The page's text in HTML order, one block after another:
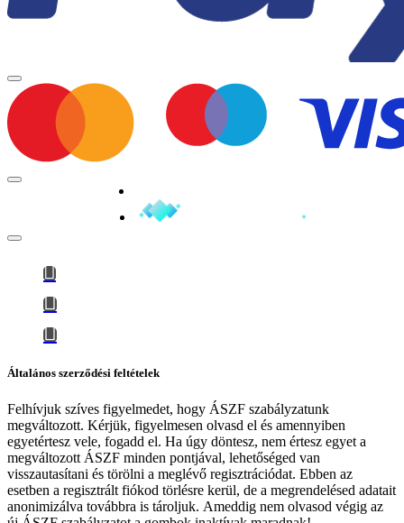
Általános szerződési feltételek
Felhívjuk szíves figyelmedet, hogy ÁSZF szabályzatunk
megváltozott. Kérjük, figyelmesen olvasd el és amennyiben
egyetértesz vele, fogadd el. Ha úgy döntesz, nem értesz egyet a
megváltozott ÁSZF minden pontjával, lehetőséged van
visszautasítani és törölni a meglévő regisztrációdat. Ebben az
esetben a regisztrált fiókod törlésre kerül, de a megrendelésed adatait
anonimizálva továbbra is tároljuk. Ameddig nem olvasod végig az